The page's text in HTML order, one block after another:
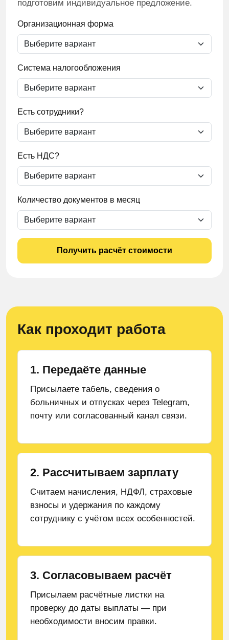
подготовим индивидуальное предложение.
Организационная форма
Система налогообложения
Есть сотрудники?
Есть НДС?
Количество документов в месяц
Получить расчёт стоимости
Как проходит работа
1. Передаёте данные
Присылаете табель, сведения о
больничных и отпусках через Telegram,
почту или согласованный канал связи.
2. Рассчитываем зарплату
Считаем начисления, НДФЛ, страховые
взносы и удержания по каждому
сотруднику с учётом всех особенностей.
3. Согласовываем расчёт
Присылаем расчётные листки на
проверку до даты выплаты — при
необходимости вносим правки.
ФИНАБИ.
Мы подскажем оптимальный формат